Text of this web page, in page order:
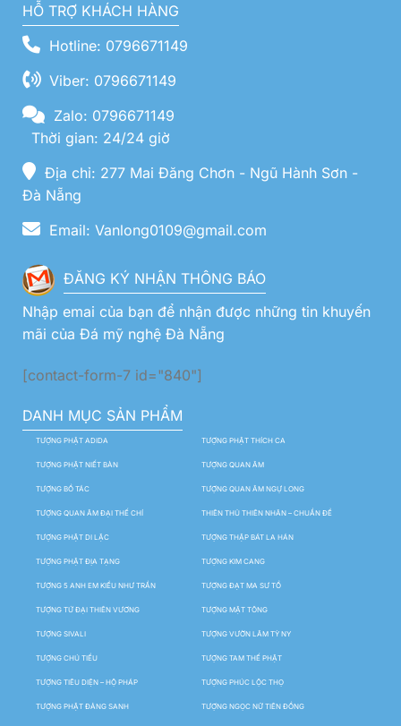
HỖ TRỢ KHÁCH HÀNG
Hotline: 0796671149
Viber: 0796671149
Zalo: 0796671149
Thời gian: 24/24 giờ
Địa chỉ: 277 Mai Đăng Chơn - Ngũ Hành Sơn -
Đà Nẵng
Email: Vanlong0109@gmail.com
ĐĂNG KÝ NHẬN THÔNG BÁO
Nhập emai của bạn để nhận được những tin khuyến
mãi của Đá mỹ nghệ Đà Nẵng
[contact-form-7 id="840"]
DANH MỤC SẢN PHẨM
TƯỢNG PHẬT ADIDA TƯỢNG PHẬT THÍCH CA
TƯỢNG PHẬT NIẾT BÀN TƯỢNG QUAN ÂM
TƯỢNG BỒ TÁC TƯỢNG QUAN ÂM NGỰ LONG
TƯỢNG QUAN ÂM ĐẠI THẾ CHÍ THIÊN THỦ THIÊN NHÃN – CHUẨN ĐỀ
TƯỢNG PHẬT DI LẶC TƯỢNG THẬP BÁT LA HÁN
TƯỢNG PHẬT ĐỊA TẠNG TƯỢNG KIM CANG
TƯỢNG 5 ANH EM KIỀU NHƯ TRẦN TƯỢNG ĐẠT MA SƯ TỔ
TƯỢNG TỨ ĐẠI THIÊN VƯƠNG TƯỢNG MẬT TÔNG
TƯỢNG SIVALI TƯỢNG VƯỜN LÂM TỲ NY
TƯỢNG CHÚ TIỂU TƯỢNG TAM THẾ PHẬT
TƯỢNG TIÊU DIỆN – HỘ PHÁP TƯỢNG PHÚC LỘC THỌ
TƯỢNG PHẬT ĐẢNG SANH TƯỢNG NGỌC NỮ TIÊN ĐỒNG